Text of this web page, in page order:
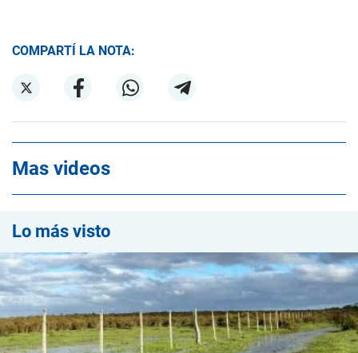
COMPARTÍ LA NOTA:
Mas videos
Lo más visto